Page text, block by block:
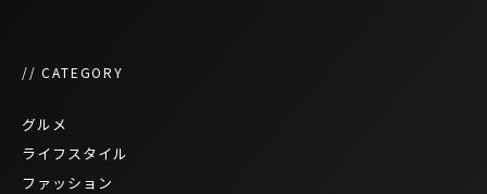
// CATEGORY
グルメ
ライフスタイル
ファッション